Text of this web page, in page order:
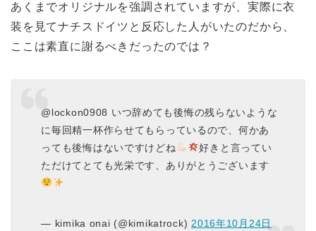
あくまでオリジナルを強調されていますが、実際に衣
装を見てナチスドイツと反応した人がいたのだから、
ここは素直に謝るべきだったのでは？
@lockon0908 いつ辞めても後悔の残らないような
に毎回精一杯作らせてもらっているので、何かあ
っても後悔はないですけどね
好きと言ってい
ただけてとても光栄です、ありがとうございます
— kimika onai (@kimikatrock) 2016年10月24日